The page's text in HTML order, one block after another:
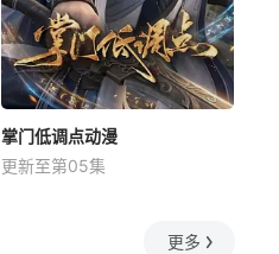
掌门低调点动漫
更新至第05集
更多